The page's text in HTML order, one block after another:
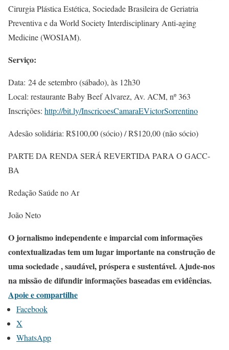
Cirurgia Plástica Estética, Sociedade Brasileira de Geriatria
Preventiva e da World Society Interdisciplinary Anti-aging
Medicine (WOSIAM).
Serviço:
Data: 24 de setembro (sábado), às 12h30
Local: restaurante Baby Beef Alvarez, Av. ACM, nº 363
Inscrições: http://bit.ly/InscricoesCamaraEVictorSorrentino
Adesão solidária: R$100,00 (sócio) / R$120,00 (não sócio)
PARTE DA RENDA SERÁ REVERTIDA PARA O GACC-
BA
Redação Saúde no Ar
João Neto
O jornalismo independente e imparcial com informações
contextualizadas tem um lugar importante na construção de
uma sociedade , saudável, próspera e sustentável. Ajude-nos
na missão de difundir informações baseadas em evidências.
Apoie e compartilhe
Facebook
X
WhatsApp